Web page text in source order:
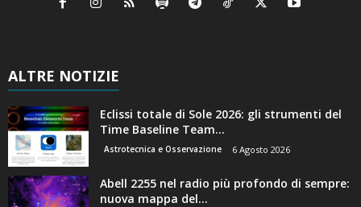
ALTRE NOTIZIE
Eclissi totale di Sole 2026: gli strumenti del
Time Baseline Team...
Astrotecnica e Osservazione 6 Agosto 2026
Abell 2255 nel radio più profondo di sempre:
nuova mappa del...